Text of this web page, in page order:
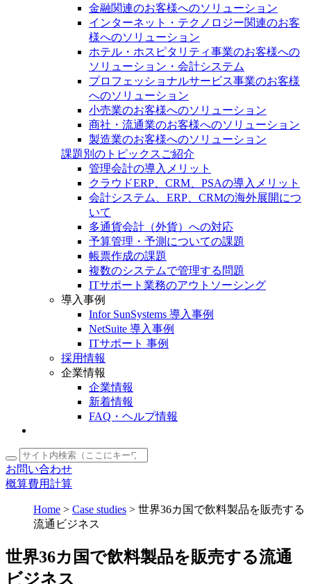
金融関連のお客様へのソリューション
インターネット・テクノロジー関連のお客
様へのソリューション
ホテル・ホスピタリティ事業のお客様への
ソリューション・会計システム
プロフェッショナルサービス事業のお客様
へのソリューション
小売業のお客様へのソリューション
商社・流通業のお客様へのソリューション
製造業のお客様へのソリューション
課題別のトピックスご紹介
管理会計の導入メリット
クラウドERP、CRM、PSAの導入メリット
会計システム、ERP、CRMの海外展開につ
いて
多通貨会計（外貨）への対応
予算管理・予測についての課題
帳票作成の課題
複数のシステムで管理する問題
ITサポート業務のアウトソーシング
導入事例
Infor SunSystems 導入事例
NetSuite 導入事例
ITサポート 事例
採用情報
企業情報
企業情報
新着情報
FAQ・ヘルプ情報
お問い合わせ
概算費用計算
Home > Case studies > 世界36カ国で飲料製品を販売する
流通ビジネス
世界36カ国で飲料製品を販売する流通
ビジネス